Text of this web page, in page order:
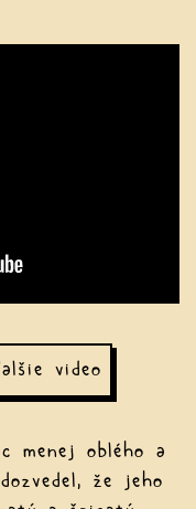
video
menej oblého a
že jeho